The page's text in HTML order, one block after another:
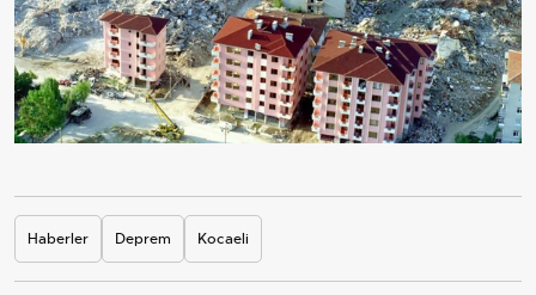
Haberler Deprem Kocaeli